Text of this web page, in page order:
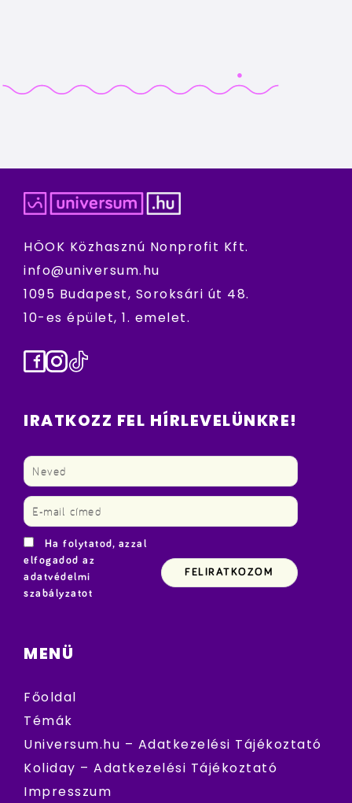
HÖOK Közhasznú Nonprofit Kft.
info@universum.hu
1095 Budapest, Soroksári út 48.
10-es épület, 1. emelet.
Facebook
Instagram
TikTok
IRATKOZZ FEL HÍRLEVELÜNKRE!
Ha folytatod, azzal
elfogadod az
adatvédelmi
szabályzatot
MENÜ
Főoldal
Témák
Universum.hu – Adatkezelési Tájékoztató
Koliday – Adatkezelési Tájékoztató
Impresszum